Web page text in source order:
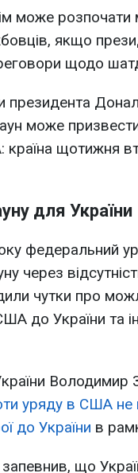
може розпочати
якщо
щодо
президента
може
країна щотижня
для України
федеральний
через
чутки про
до України та
Володимир
уряду в США не
до України в
що